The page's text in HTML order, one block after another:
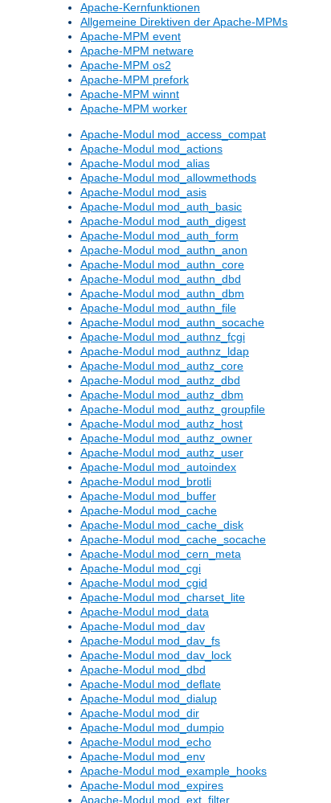
Apache-Kernfunktionen
Allgemeine Direktiven der Apache-MPMs
Apache-MPM event
Apache-MPM netware
Apache-MPM os2
Apache-MPM prefork
Apache-MPM winnt
Apache-MPM worker
Apache-Modul mod_access_compat
Apache-Modul mod_actions
Apache-Modul mod_alias
Apache-Modul mod_allowmethods
Apache-Modul mod_asis
Apache-Modul mod_auth_basic
Apache-Modul mod_auth_digest
Apache-Modul mod_auth_form
Apache-Modul mod_authn_anon
Apache-Modul mod_authn_core
Apache-Modul mod_authn_dbd
Apache-Modul mod_authn_dbm
Apache-Modul mod_authn_file
Apache-Modul mod_authn_socache
Apache-Modul mod_authnz_fcgi
Apache-Modul mod_authnz_ldap
Apache-Modul mod_authz_core
Apache-Modul mod_authz_dbd
Apache-Modul mod_authz_dbm
Apache-Modul mod_authz_groupfile
Apache-Modul mod_authz_host
Apache-Modul mod_authz_owner
Apache-Modul mod_authz_user
Apache-Modul mod_autoindex
Apache-Modul mod_brotli
Apache-Modul mod_buffer
Apache-Modul mod_cache
Apache-Modul mod_cache_disk
Apache-Modul mod_cache_socache
Apache-Modul mod_cern_meta
Apache-Modul mod_cgi
Apache-Modul mod_cgid
Apache-Modul mod_charset_lite
Apache-Modul mod_data
Apache-Modul mod_dav
Apache-Modul mod_dav_fs
Apache-Modul mod_dav_lock
Apache-Modul mod_dbd
Apache-Modul mod_deflate
Apache-Modul mod_dialup
Apache-Modul mod_dir
Apache-Modul mod_dumpio
Apache-Modul mod_echo
Apache-Modul mod_env
Apache-Modul mod_example_hooks
Apache-Modul mod_expires
Apache-Modul mod_ext_filter